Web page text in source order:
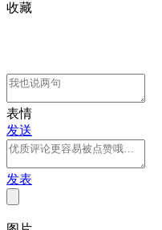
收藏
表情
发送
发表